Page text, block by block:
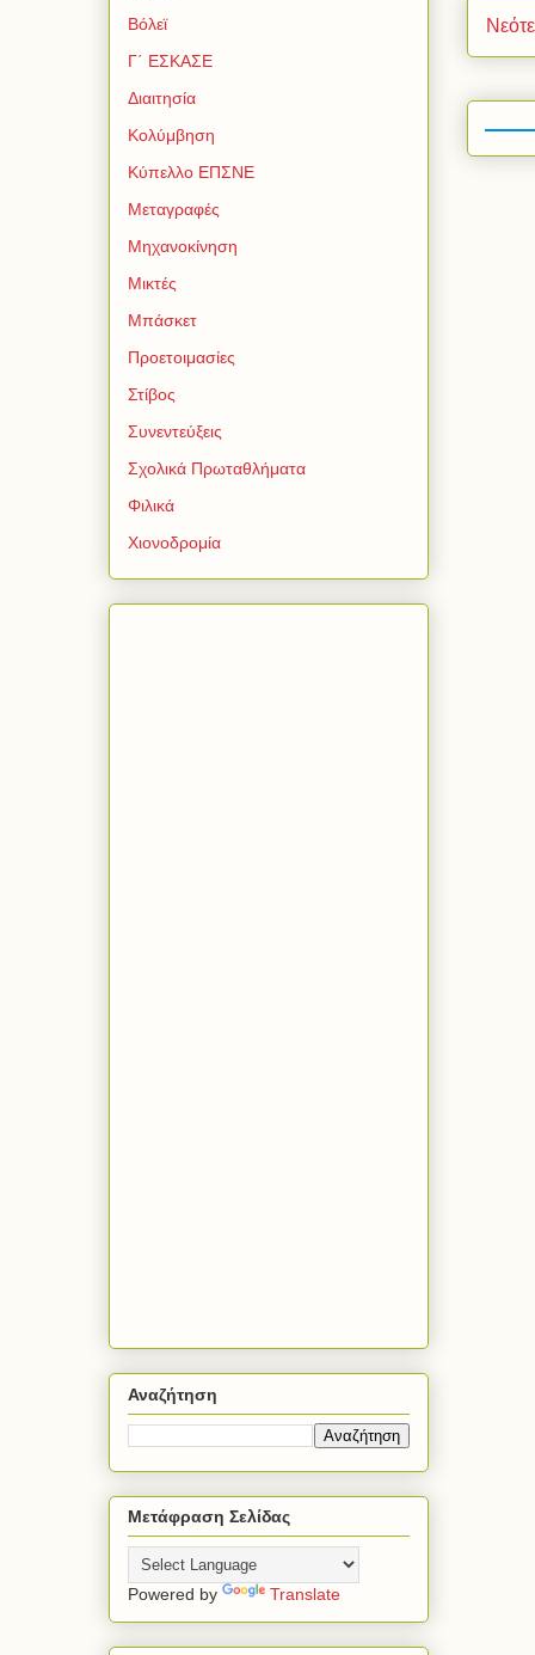
Βόλεϊ
Γ΄ ΕΣΚΑΣΕ
Διαιτησία
Κολύμβηση
Κύπελλο ΕΠΣΝΕ
Μεταγραφές
Μηχανοκίνηση
Μικτές
Μπάσκετ
Προετοιμασίες
Στίβος
Συνεντεύξεις
Σχολικά Πρωταθλήματα
Φιλικά
Χιονοδρομία
Αναζήτηση
Μετάφραση Σελίδας
Powered by Translate